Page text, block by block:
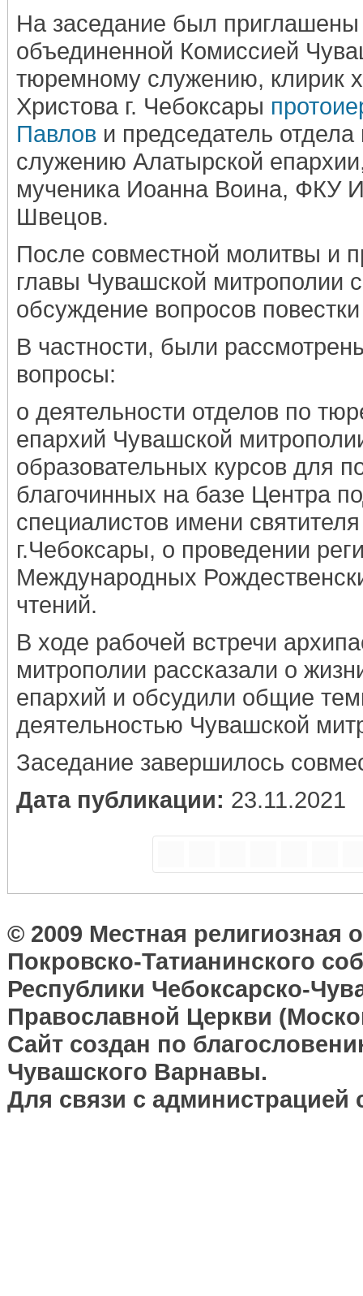
На заседание был приглашены
объединенной Комиссией
тюремному служению, клирик
Христова г. Чебоксары
Павлов и председатель
служению Алатырской
мученика Иоанна Воина, ФКУ
Швецов.
После совместной молитвы и
главы Чувашской митрополии
обсуждение вопросов
В частности, были
вопросы:
о деятельности отделов по
епархий Чувашской
образовательных курсов для
благочинных на базе Центра
специалистов имени
г.Чебоксары, о проведении
Международных
чтений.
В ходе рабочей встречи
митрополии рассказали о
епархий и обсудили общие
деятельностью Чувашской
Заседание завершилось
Дата публикации: 23.11.2021
© 2009 Местная религиозная
Покровско-Татианинского
Республики Чебоксарско-
Православной Церкви
Сайт создан по
Чувашского Варнавы.
Для связи с администрацией